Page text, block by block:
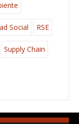
Social RSE
Supply Chain